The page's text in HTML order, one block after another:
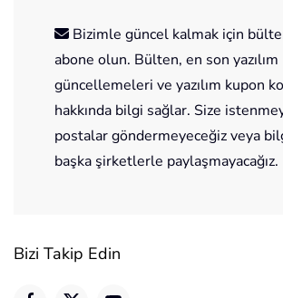
Bizimle güncel kalmak için
abone olun. Bülten, en son yazılım
güncellemeleri ve yazılım kupon
hakkında bilgi sağlar. Size
postalar göndermeyeceğiz veya
başka şirketlerle paylaşmayacağız.
Bizi Takip Edin